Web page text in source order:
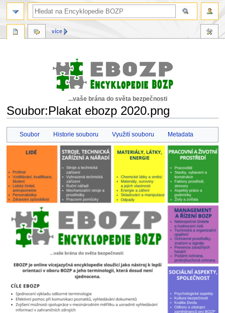
...vaše brána do světa bezpečnosti
Soubor:Plakat ebozp 2020.png
Skočit
na
navigaci
Skočit
na
vyhledávání
Soubor Historie souboru Využití souboru Metadata
více